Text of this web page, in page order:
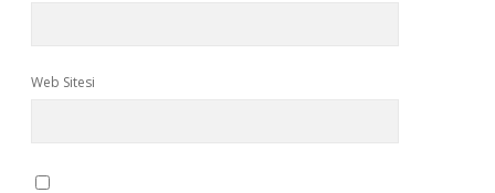
Web Sitesi